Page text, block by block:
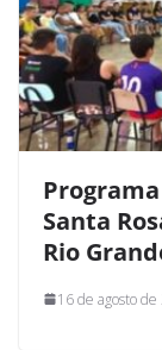
Santa
Rio
16 de agosto de